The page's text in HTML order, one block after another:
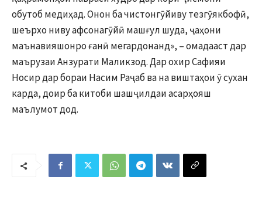
обутоб медиҳад. Онон ба чистонгӯйиву тезгӯякбофӣ,
шеърхо ниву афсонагӯйӣ машғул шуда, ҷаҳони
маънавияшонро ғанӣ мегардонанд», – омадааст дар
маърузаи Анзурати Маликзод. Дар охир Сафияи
Носир дар бораи Насим Раҷаб ва на виштаҳои ӯ сухан
карда, доир ба китоби шашҷилдаи асарҳояш
маълумот дод.